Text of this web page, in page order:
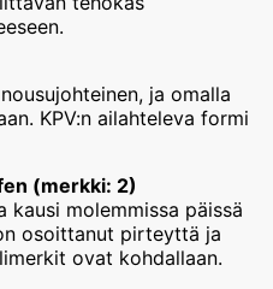
ja omalla
KPV:n ailahteleva formi
(merkki: 2)
molemmissa päissä
osoittanut pirteyttä ja
ovat kohdallaan.